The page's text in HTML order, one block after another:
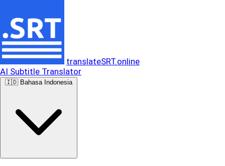
translateSRT.online
AI Subtitle Translator
🇮🇩 Bahasa Indonesia